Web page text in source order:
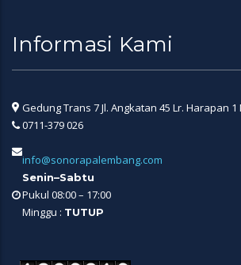
Informasi Kami
Gedung Trans 7 Jl. Angkatan 45 Lr. Harapan 1
0711-379 026
info@sonorapalembang.com
Senin–Sabtu
Pukul 08:00 – 17:00
Minggu : TUTUP